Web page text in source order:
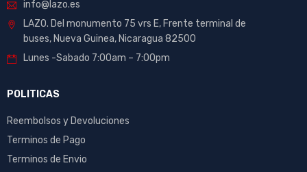
info@lazo.es
LAZO. Del monumento 75 vrs E, Frente terminal de
buses, Nueva Guinea, Nicaragua 82500
Lunes -Sabado 7:00am – 7:00pm
POLITICAS
Reembolsos y Devoluciones
Terminos de Pago
Terminos de Envio